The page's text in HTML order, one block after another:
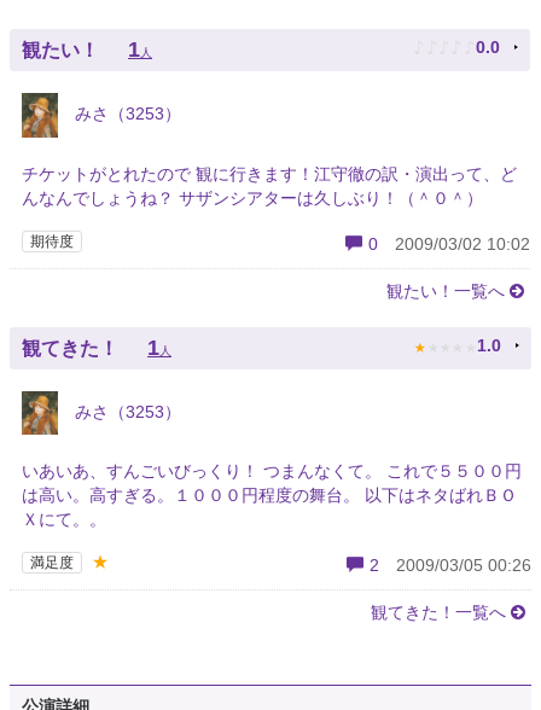
観たい！ 1人 ♪ ♪ ♪ ♪ ♪ 0.0
みさ（3253）
チケットがとれたので 観に行きます！江守徹の訳・演出って、ど
んなんでしょうね？ サザンシアターは久しぶり！（＾０＾）
期待度 0 2009/03/02 10:02
観たい！一覧へ
観てきた！ 1 人 ★ ★ ★ ★ ★ 1.0
みさ（3253）
いあいあ、すんごいびっくり！ つまんなくて。 これで５５００円
は高い。高すぎる。１０００円程度の舞台。 以下はネタばれＢＯ
Ｘにて。。
満足度 ★ 2 2009/03/05 00:26
観てきた！一覧へ
公演詳細